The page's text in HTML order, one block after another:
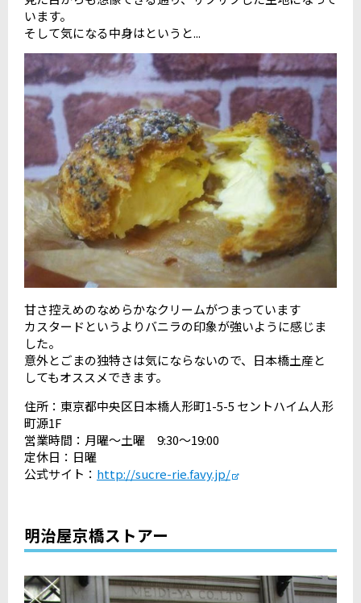
います。
そして気になる中身はというと...
甘さ控えめのなめらかなクリームがつまっています
カスタードというよりバニラの印象が強いように感じま
した。
意外とごまの独特さは気にならないので、日本橋土産と
してもオススメできます。
住所：東京都中央区日本橋人形町1-5-5 セントハイム人形
町源1F
営業時間：月曜～土曜 9:30～19:00
定休日：日曜
公式サイト： http://sucre-rie.favy.jp/
明治屋京橋ストアー